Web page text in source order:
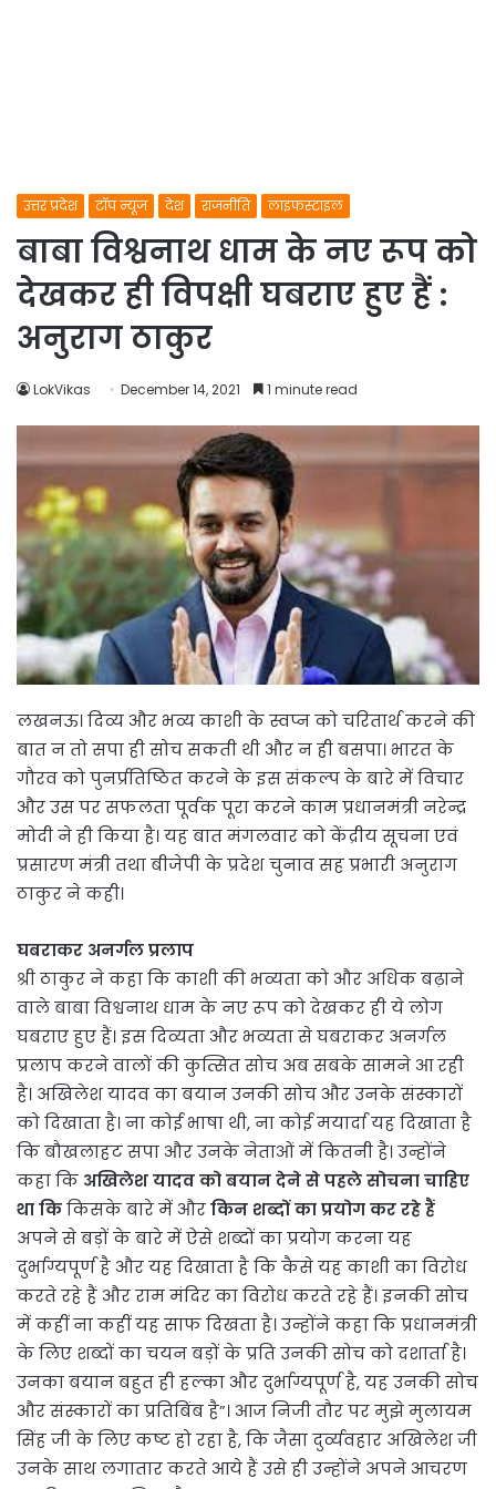
उत्तर प्रदेश टॉप न्यूज देश राजनीति लाइफस्टाइल
बाबा विश्वनाथ धाम के नए रूप को
देखकर ही विपक्षी घबराए हुए हैं :
अनुराग ठाकुर
LokVikas December 14, 2021 1 minute read
लखनऊ। दिव्य और भव्य काशी के स्वप्न को चरितार्थ करने की
बात न तो सपा ही सोच सकती थी और न ही बसपा। भारत के
गौरव को पुनर्प्रतिष्ठित करने के इस संकल्प के बारे में विचार
और उस पर सफलता पूर्वक पूरा करने काम प्रधानमंत्री नरेन्द्र
मोदी ने ही किया है। यह बात मंगलवार को केंद्रीय सूचना एवं
प्रसारण मंत्री तथा बीजेपी के प्रदेश चुनाव सह प्रभारी अनुराग
ठाकुर ने कही।
घबराकर अनर्गल प्रलाप
श्री ठाकुर ने कहा कि काशी की भव्यता को और अधिक बढ़ाने
वाले बाबा विश्वनाथ धाम के नए रूप को देखकर ही ये लोग
घबराए हुए हैं। इस दिव्यता और भव्यता से घबराकर अनर्गल
प्रलाप करने वालों की कुत्सित सोच अब सबके सामने आ रही
है। अखिलेश यादव का बयान उनकी सोच और उनके संस्कारों
को दिखाता है। ना कोई भाषा थी, ना कोई मयार्दा यह दिखाता है
कि बौखलाहट सपा और उनके नेताओं में कितनी है। उन्होंने
कहा कि अखिलेश यादव को बयान देने से पहले सोचना चाहिए
था किकिसके बारे में औरकिन शब्दों का प्रयोग कर रहे हैं
अपने से बड़ों के बारे में ऐसे शब्दों का प्रयोग करना यह
दुर्भाग्यपूर्ण है और यह दिखाता है कि कैसे यह काशी का विरोध
करते रहे हैं और राम मंदिर का विरोध करते रहे हैं। इनकी सोच
में कहीं ना कहीं यह साफ दिखता है। उन्होंने कहा कि प्रधानमंत्री
के लिए शब्दों का चयन बड़ों के प्रति उनकी सोच को दशार्ता है।
उनका बयान बहुत ही हल्का और दुर्भाग्यपूर्ण है, यह उनकी सोच
और संस्कारों का प्रतिबिंब है”। आज निजी तौर पर मुझे मुलायम
सिंह जी के लिए कष्ट हो रहा है, कि जैसा दुर्व्यवहार अखिलेश जी
उनके साथ लगातार करते आये हैं उसे ही उन्होंने अपने आचरण